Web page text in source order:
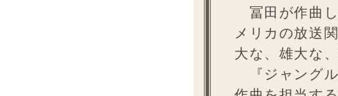
冨田が作曲し
メリカの放送
大な、雄大な
『ジャングル